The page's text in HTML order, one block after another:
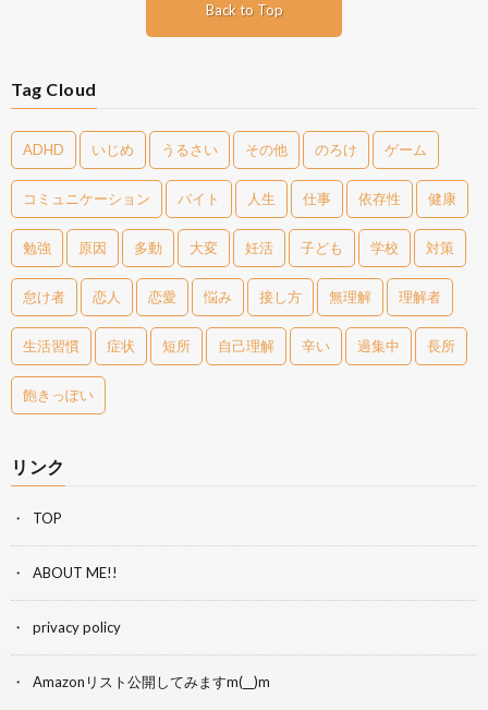
Back to Top
Tag Cloud
ADHD いじめ うるさい その他 のろけ ゲーム
コミュニケーション バイト 人生 仕事 依存性 健康
勉強 原因 多動 大変 妊活 子ども 学校 対策
怠け者 恋人 恋愛 悩み 接し方 無理解 理解者
生活習慣 症状 短所 自己理解 辛い 過集中 長所
飽きっぽい
リンク
TOP
ABOUT ME!!
privacy policy
Amazonリスト公開してみますm(__)m